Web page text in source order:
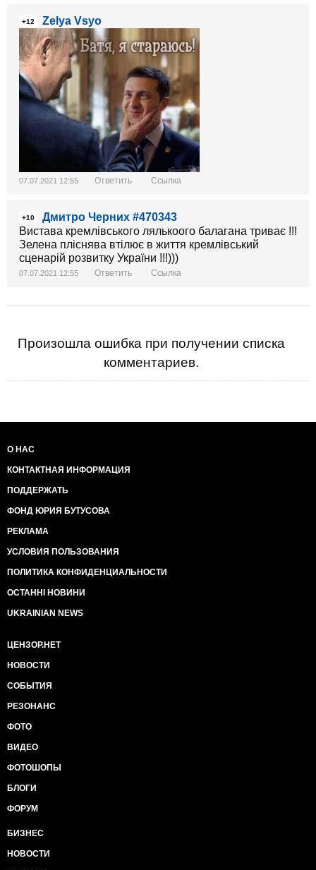
+12 Zelya Vsyo
07.07.2021 12:55 Ответить Ссылка
+10
Дмитро Черних #470343
Вистава кремлівського лялькоого балагана триває !!!
Зелена пліснява втілює в життя кремлівський
сценарій розвитку України !!!)))
07.07.2021 12:55 Ответить Ссылка
Произошла ошибка при получении списка
комментариев.
О НАС
КОНТАКТНАЯ ИНФОРМАЦИЯ
ПОДДЕРЖАТЬ
ФОНД ЮРИЯ БУТУСОВА
РЕКЛАМА
УСЛОВИЯ ПОЛЬЗОВАНИЯ
ПОЛИТИКА КОНФИДЕНЦИАЛЬНОСТИ
ОСТАННІ НОВИНИ
UKRAINIAN NEWS
ЦЕНЗОР.НЕТ
НОВОСТИ
СОБЫТИЯ
РЕЗОНАНС
ФОТО
ВИДЕО
ФОТОШОПЫ
БЛОГИ
ФОРУМ
БИЗНЕС
НОВОСТИ